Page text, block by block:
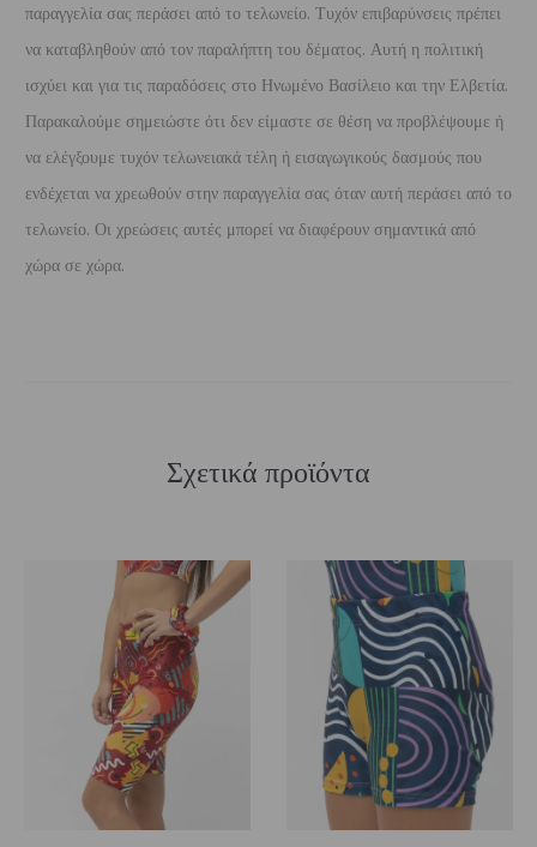
παραγγελία σας περάσει από το τελωνείο. Τυχόν επιβαρύνσεις πρέπει
να καταβληθούν από τον παραλήπτη του δέματος. Αυτή η πολιτική
ισχύει και για τις παραδόσεις στο Ηνωμένο Βασίλειο και την Ελβετία.
Παρακαλούμε σημειώστε ότι δεν είμαστε σε θέση να προβλέψουμε ή
να ελέγξουμε τυχόν τελωνειακά τέλη ή εισαγωγικούς δασμούς που
ενδέχεται να χρεωθούν στην παραγγελία σας όταν αυτή περάσει από το
τελωνείο. Οι χρεώσεις αυτές μπορεί να διαφέρουν σημαντικά από
χώρα σε χώρα.
Σχετικά προϊόντα